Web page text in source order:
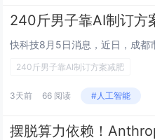
240斤男子靠AI制订方案减肥
3天前 66 阅读 #人工智能